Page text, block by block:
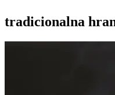
tradicionalna